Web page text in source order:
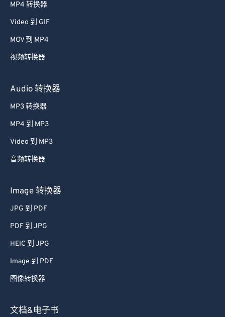
MP4 转换器
Video 到 GIF
MOV 到 MP4
视频转换器
Audio 转换器
MP3 转换器
MP4 到 MP3
Video 到 MP3
音频转换器
Image 转换器
JPG 到 PDF
PDF 到 JPG
HEIC 到 JPG
Image 到 PDF
图像转换器
文档&电子书